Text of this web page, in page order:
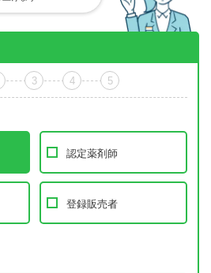
3 4 5
認定薬剤師
登録販売者